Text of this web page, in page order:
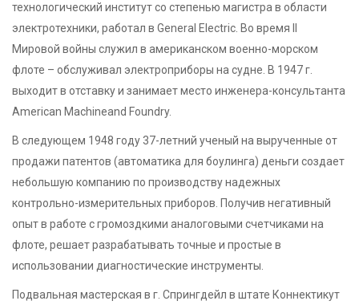
технологический институт со степенью магистра в области
электротехники, работал в General Electric. Во время ІІ
Мировой войны служил в американском военно-морском
флоте – обслуживал электроприборы на судне. В 1947 г.
выходит в отставку и занимает место инженера-консультанта
American Machineand Foundry.
В следующем 1948 году 37-летний ученый на вырученные от
продажи патентов (автоматика для боулинга) деньги создает
небольшую компанию по производству надежных
контрольно-измерительных приборов. Получив негативный
опыт в работе с громоздкими аналоговыми счетчиками на
флоте, решает разрабатывать точные и простые в
использовании диагностические инструменты.
Подвальная мастерская в г. Спрингдейл в штате Коннектикут